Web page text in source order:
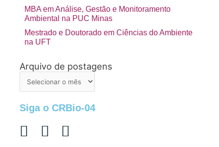
MBA em Análise, Gestão e Monitoramento
Ambiental na PUC Minas
Mestrado e Doutorado em Ciências do Ambiente
na UFT
Arquivo de postagens
Arquivo
Siga o CRBio-04